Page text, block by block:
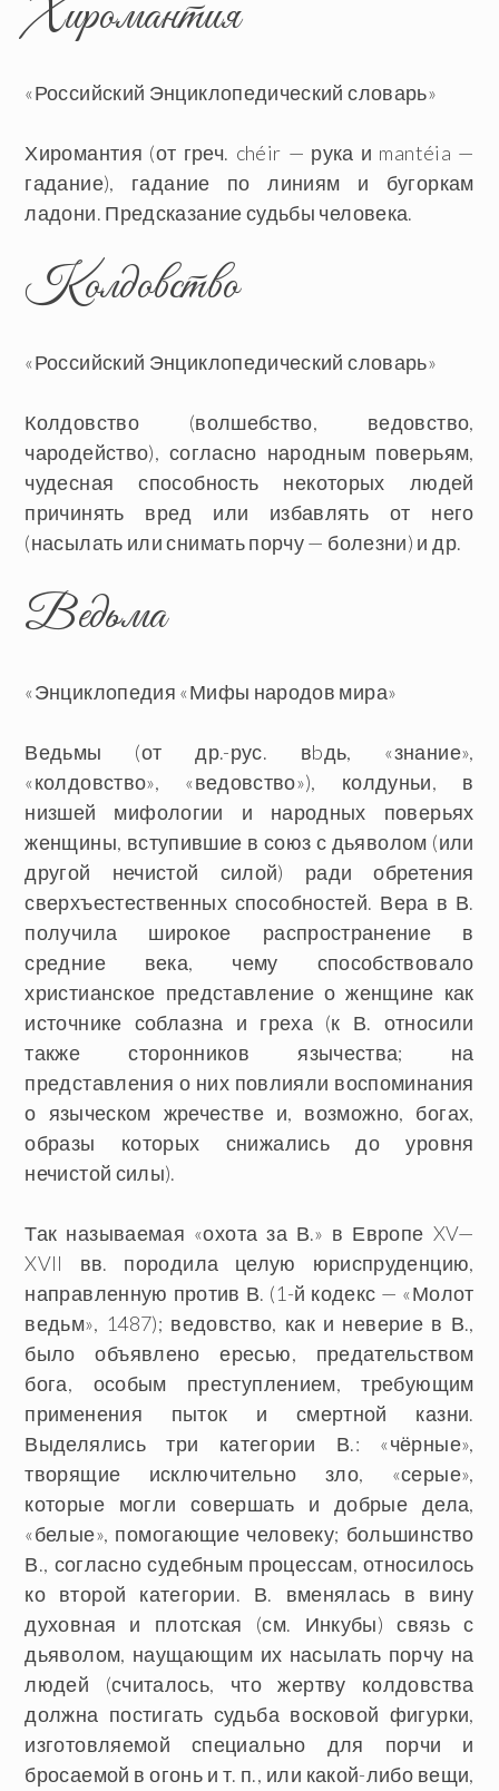
Хиромантия
«Российский Энциклопедический словарь»
Хиромантия (от греч. chéir — рука и mantéia —
гадание), гадание по линиям и бугоркам
ладони. Предсказание судьбы человека.
Колдовство
«Российский Энциклопедический словарь»
Колдовство (волшебство, ведовство,
чародейство), согласно народным поверьям,
чудесная способность некоторых людей
причинять вред или избавлять от него
(насылать или снимать порчу — болезни) и др.
Ведьма
«Энциклопедия «Мифы народов мира»
Ведьмы (от др.-рус. вbдь, «знание»,
«колдовство», «ведовство»), колдуньи, в
низшей мифологии и народных поверьях
женщины, вступившие в союз с дьяволом (или
другой нечистой силой) ради обретения
сверхъестественных способностей. Вера в В.
получила широкое распространение в
средние века, чему способствовало
христианское представление о женщине как
источнике соблазна и греха (к В. относили
также сторонников язычества; на
представления о них повлияли воспоминания
о языческом жречестве и, возможно, богах,
образы которых снижались до уровня
нечистой силы).
Так называемая «охота за В.» в Европе XV—
XVII вв. породила целую юриспруденцию,
направленную против В. (1-й кодекс — «Молот
ведьм», 1487); ведовство, как и неверие в В.,
было объявлено ересью, предательством
бога, особым преступлением, требующим
применения пыток и смертной казни.
Выделялись три категории В.: «чёрные»,
творящие исключительно зло, «серые»,
которые могли совершать и добрые дела,
«белые», помогающие человеку; большинство
В., согласно судебным процессам, относилось
ко второй категории. В. вменялась в вину
духовная и плотская (см. Инкубы) связь с
дьяволом, наущающим их насылать порчу на
людей (считалось, что жертву колдовства
должна постигать судьба восковой фигурки,
изготовляемой специально для порчи и
бросаемой в огонь и т. п., или какой-либо вещи,